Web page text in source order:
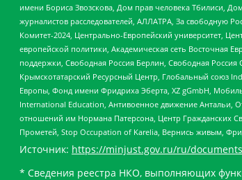
имени Бориса Звозскова, Дом прав человека Тбилиси,
журналистов расследователей, АЛЛАТРА, За свободную
Комитет-2024, Центрально-Европейский университет,
европейской политики, Академическая сеть Восточная
поддержки, Свободная Россия Берлин, Свободная
Крымскотатарский Ресурсный Центр, Глобальный союз
Европы, Фонд имени Фридриха Эберта, XZ gGmbH,
International Education, Антивоенное движение Антальи,
отношений им Нормана Патерсона, Центр Гражданских
Прометей, Stop Occupation of Karelia, Вернись живым,
Источник: https://minjust.gov.ru/ru/
* Сведения реестра НКО, выполняющих